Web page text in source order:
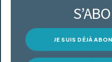
JE SUIS DÉJÀ